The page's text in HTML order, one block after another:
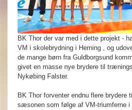
BK Thor der var med i dette projekt -
VM i skolebrydning i Herning , og
de mange børn fra Guldborgsund
givet en masse nye brydere til
Nykøbing Falster.
BK Thor forventer endnu flere brydere
sæsonen som følge af VM-triumferne i